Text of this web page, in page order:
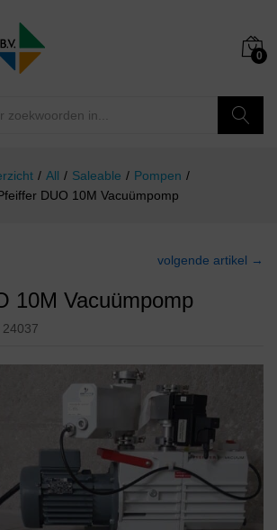
0
/ All / Saleable / Pompen /
DUO 10M Vacuümpomp
volgende artikel →
10M Vacuümpomp
24037